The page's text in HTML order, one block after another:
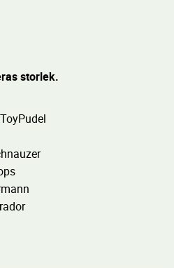
storlek.